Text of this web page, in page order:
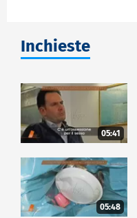
Inchieste
05:41
05:48